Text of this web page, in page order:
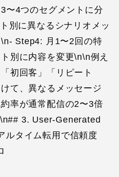
〜4つのセグメントに分
別に異なるシナリオメッ
Step4: 月1〜2回の特
別に内容を変更\n\n例え
初回客」「リピート
て、異なるメッセージ
率が通常配信の2〜3倍
3. User-Generated
ルタイム転用で信頼度